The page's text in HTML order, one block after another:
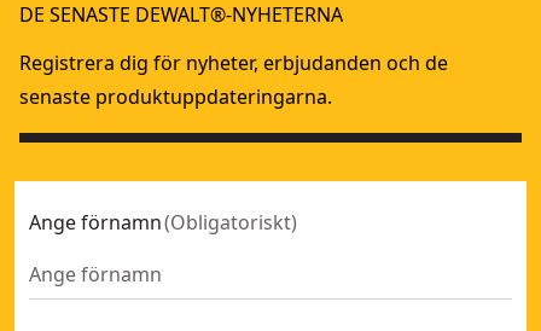
DE SENASTE DEWALT®-NYHETERNA
Registrera dig för nyheter, erbjudanden och de
senaste produktuppdateringarna.
Ange förnamn(Obligatoriskt)